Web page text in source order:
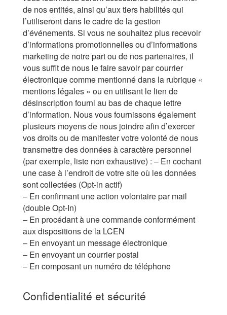
de nos entités, ainsi qu’aux tiers habilités qui
l’utiliseront dans le cadre de la gestion
d’événements. Si vous ne souhaitez plus recevoir
d’informations promotionnelles ou d’informations
marketing de notre part ou de nos partenaires, il
vous suffit de nous le faire savoir par courrier
électronique comme mentionné dans la rubrique «
mentions légales » ou en utilisant le lien de
désinscription fourni au bas de chaque lettre
d’information. Nous vous fournissons également
plusieurs moyens de nous joindre afin d’exercer
vos droits ou de manifester votre volonté de nous
transmettre des données à caractère personnel
(par exemple, liste non exhaustive) : – En cochant
une case à l’endroit de votre site où les données
sont collectées (Opt-in actif)
– En confirmant une action volontaire par mail
(double Opt-In)
– En procédant à une commande conformément
aux dispositions de la LCEN
– En envoyant un message électronique
– En envoyant un courrier postal
– En composant un numéro de téléphone
Confidentialité et sécurité